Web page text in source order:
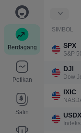
Berdagang
Petikan
Salin
SIMBOL
SPX
S&P
DJI
Dow
IXIC
USDX